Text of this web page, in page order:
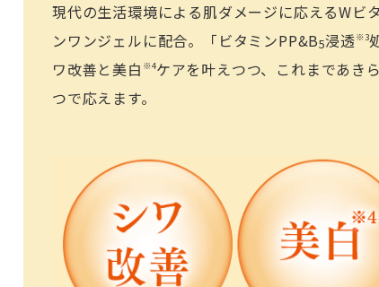
現代の生活環境による肌ダメージに応えるWビ
ンワンジェルに配合。「ビタミンPP&B5浸透※3
ワ改善と美白 ※4ケアを叶えつつ、これまであき
つで応えます。